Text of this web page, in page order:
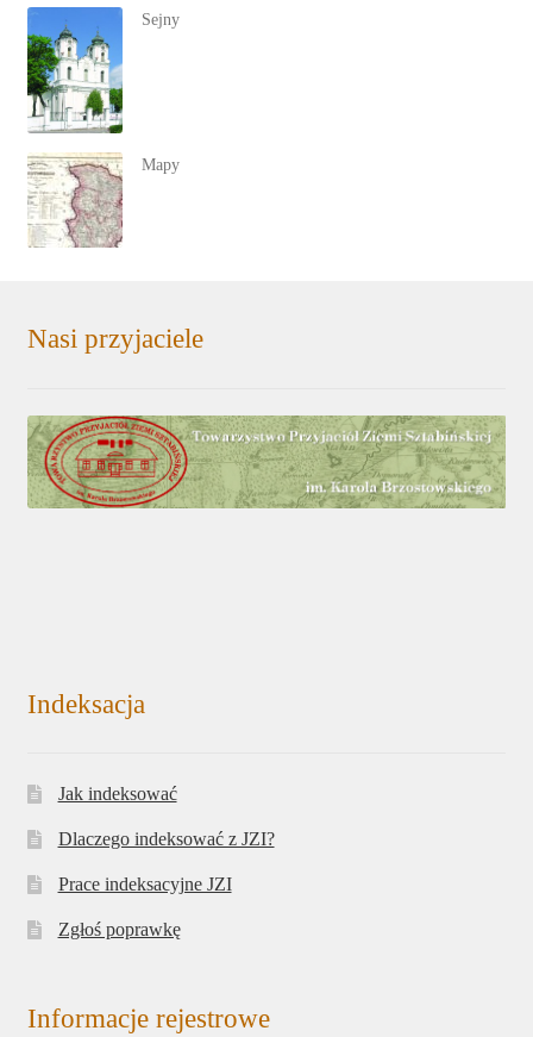
Sejny
Mapy
Nasi przyjaciele
Indeksacja
Jak indeksować
Dlaczego indeksować z JZI?
Prace indeksacyjne JZI
Zgłoś poprawkę
Informacje rejestrowe